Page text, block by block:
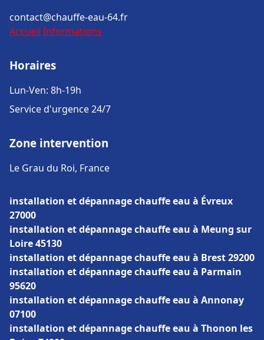
contact@chauffe-eau-64.fr
Accueil Informations
Horaires
Lun-Ven: 8h-19h
Service d'urgence 24/7
Zone intervention
Le Grau du Roi, France
installation et dépannage chauffe eau à Évreux
27000
installation et dépannage chauffe eau à Meung sur
Loire 45130
installation et dépannage chauffe eau à Brest 29200
installation et dépannage chauffe eau à Parmain
95620
installation et dépannage chauffe eau à Annonay
07100
installation et dépannage chauffe eau à Thonon les